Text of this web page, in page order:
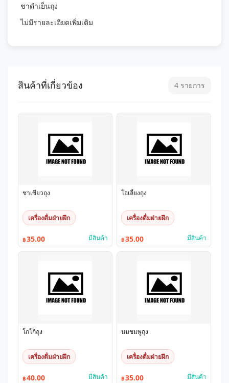
ชาดำเย็นถุง
ไม่มีรายละเอียดเพิ่มเติม
สินค้าที่เกี่ยวข้อง 4 รายการ
ชาเขียวถุง
เครื่องดื่มฝ่ายฝึก
฿35.00 มีสินค้า
โอเลี้ยงถุง
เครื่องดื่มฝ่ายฝึก
฿35.00 มีสินค้า
โกโก้ถุง
เครื่องดื่มฝ่ายฝึก
฿40.00 มีสินค้า
นมชมพูถุง
เครื่องดื่มฝ่ายฝึก
฿35.00 มีสินค้า